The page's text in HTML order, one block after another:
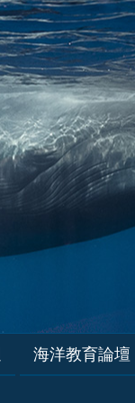
海洋教育論壇